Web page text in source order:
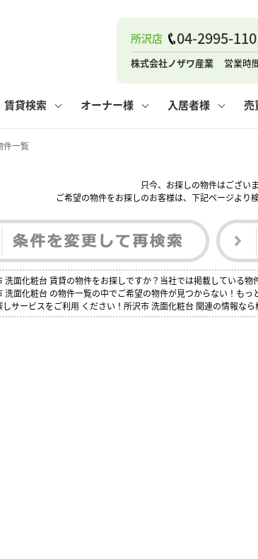
所沢店 04-2995-
株式会社ノザワ産業 営業時
賃貸検索
閲覧履歴 保存した検索
オーナー様
管理物件一覧 管理のご
入居者様
住まいのトラブルQ&A お住まいの解約
売
購入までの流れ よくある質問 マンシ
業者の選び方 媒介契約の種類 売
イント よくある質問 相続
お客様の声 スタッフブログ
指店 ピタットハウス新所沢店
その他の問合せ
よくある質問 相続
指店 ピタットハウス新所沢店
件一覧
只今、お探しの物件はございま
ご希望の物件をお探しのお客様は、下記ページより
洗面化粧台 賃貸の物件をお探しですか？当社では掲載している物
洗面化粧台 の物件一覧の中でご希望の物件が見つからない！も
しサービスをご利用 ください！所沢市 洗面化粧台 関連の情報な